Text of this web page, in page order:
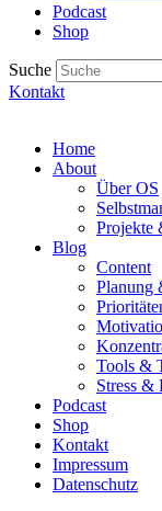
Podcast
Shop
Suche
Kontakt
Home
About
Über OS
Projekte
Blog
Content
Planung
Tools &
Stress &
Podcast
Shop
Kontakt
Impressum
Datenschutz